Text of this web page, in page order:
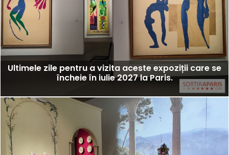
Ultimele zile pentru a vizita aceste expoziții care se
încheie în iulie 2027 la Paris.